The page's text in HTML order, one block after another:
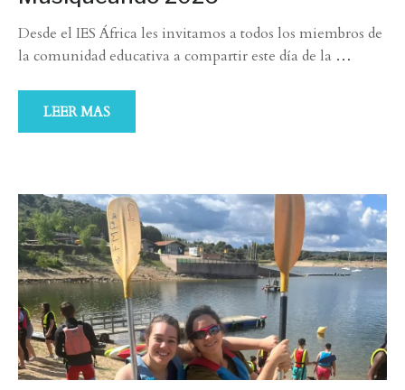
Desde el IES África les invitamos a todos los miembros de
la comunidad educativa a compartir este día de la …
LEER MAS